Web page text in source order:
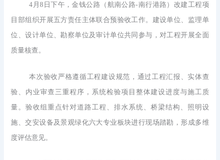
4月8日下午，金钱公路（航南公路-南行港路）改建工程项
目部组织开展五方责任主体联合预验收工作。建设单位、监理单
位、设计单位、勘察单位及审计单位共同参与，对工程开展全面
质量核查。
本次验收严格遵循工程建设规范，通过工程汇报、实体查
验、内业审查三重程序，系统检验项目整体建设进度与施工质
量。验收组重点针对道路工程、排水系统、桥梁结构、照明设
施、交安设备及景观绿化六大专业板块进行现场踏勘，形成多维
度评估意见。